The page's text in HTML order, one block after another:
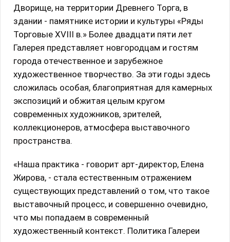
Дворище, на территории Древнего Торга, в
здании - памятнике истории и культуры «Ряды
Торговые XVIII в.» Более двадцати пяти лет
Галерея представляет новгородцам и гостям
города отечественное и зарубежное
художественное творчество. За эти годы здесь
сложилась особая, благоприятная для камерных
экспозиций и обжитая целым кругом
современных художников, зрителей,
коллекционеров, атмосфера выставочного
пространства.
«Наша практика - говорит арт-директор, Елена
Жирова, - стала естественным отражением
существующих представлений о том, что такое
выставочный процесс, и совершенно очевидно,
что мы попадаем в современный
художественный контекст. Политика Галереи